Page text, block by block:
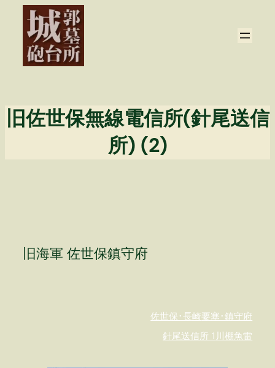
旧佐世保無線電信所(針尾送信
所) (2)
旧海軍 佐世保鎮守府
佐世保･長崎要塞･鎮守府
針尾送信所 1 川棚魚雷